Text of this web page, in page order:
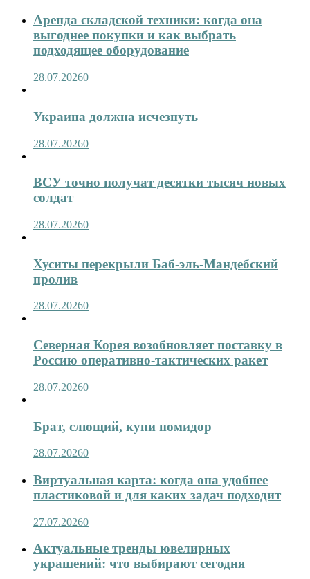
Аренда складской техники: когда она
выгоднее покупки и как выбрать
подходящее оборудование
28.07.20260
Украина должна исчезнуть
28.07.20260
ВСУ точно получат десятки тысяч новых
солдат
28.07.20260
Хуситы перекрыли Баб-эль-Мандебский
пролив
28.07.20260
Северная Корея возобновляет поставку в
Россию оперативно-тактических ракет
28.07.20260
Брат, слющий, купи помидор
28.07.20260
Виртуальная карта: когда она удобнее
пластиковой и для каких задач подходит
27.07.20260
Актуальные тренды ювелирных
украшений: что выбирают сегодня